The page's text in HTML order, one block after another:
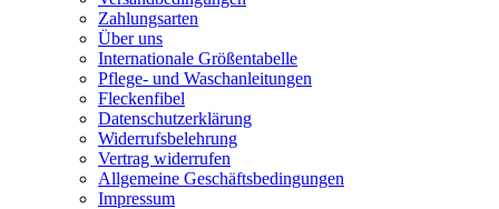
Zahlungsarten
Über uns
Internationale Größentabelle
Pflege- und Waschanleitungen
Fleckenfibel
Datenschutzerklärung
Widerrufsbelehrung
Vertrag widerrufen
Allgemeine Geschäftsbedingungen
Impressum